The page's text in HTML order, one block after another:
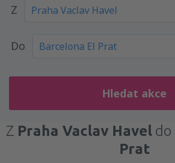
Z
Do
Hledat akce
Z Praha Vaclav Havel do
Prat